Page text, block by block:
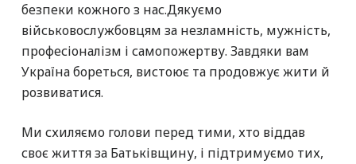
безпеки кожного з нас.Дякуємо
військовослужбовцям за незламність, мужність,
професіоналізм і самопожертву. Завдяки вам
Україна бореться, вистоює та продовжує жити й
розвиватися.
Ми схиляємо голови перед тими, хто віддав
своє життя за Батьківщину, і підтримуємо тих,